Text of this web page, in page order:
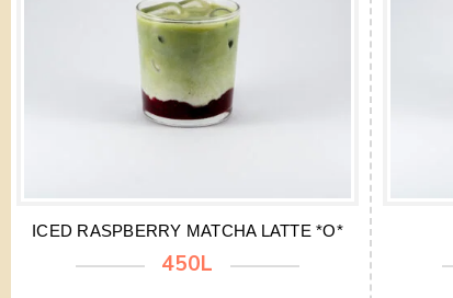
ICED RASPBERRY MATCHA LATTE *O*
450L